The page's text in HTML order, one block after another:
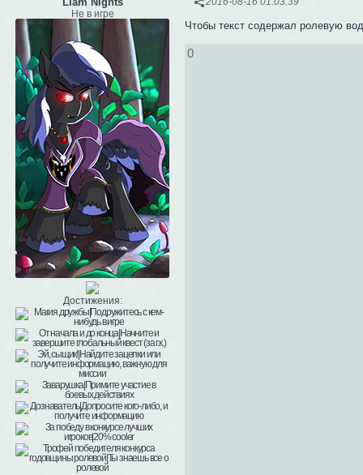
Не в игре
Достижения:
Чтобы текст содержал ролевую
0